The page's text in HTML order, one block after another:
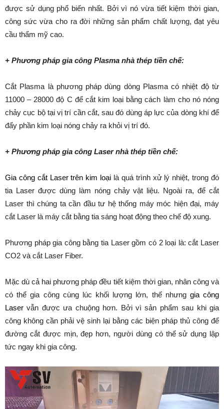
được sử dụng phổ biến nhất. Bởi vì nó vừa tiết kiệm thời gian,
công sức vừa cho ra đời những sản phẩm chất lượng, đạt yêu
cầu thẩm mỹ cao.
+ Phương pháp gia công Plasma nhà thép tiền chế:
Cắt Plasma là phương pháp dùng dòng Plasma có nhiệt độ từ
11000 – 28000 độ C để cắt kim loại bằng cách làm cho nó nóng
chảy cục bộ tại vị trí cần cắt, sau đó dùng áp lực của dòng khí để
đẩy phần kim loại nóng chảy ra khỏi vị trí đó.
+ Phương pháp gia công Laser nhà thép tiền chế:
Gia công cắt Laser trên kim loại là quá trình xử lý nhiệt, trong đó
tia Laser được dùng làm nóng chảy vật liệu. Ngoài ra, để cắt
Laser thì chúng ta cần đầu tư hệ thống máy móc hiện đại, máy
cắt Laser là máy cắt bằng tia sáng hoạt động theo chế độ xung.
Phương pháp gia công bằng tia Laser gồm có 2 loại là: cắt Laser
CO2 và cắt Laser Fiber.
Mặc dù cả hai phương pháp đều tiết kiệm thời gian, nhân công và
có thể gia công cùng lúc khối lượng lớn, thế nhưng gia công
Laser vẫn được ưa chuộng hơn. Bởi vì sản phẩm sau khi gia
công không cần phải vệ sinh lại bằng các biện pháp thủ công để
đường cắt được mịn, đẹp hơn, người dùng có thể sử dụng lập
tức ngay khi gia công.